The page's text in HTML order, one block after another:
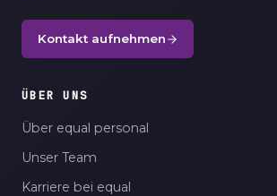
Kontakt aufnehmen
ÜBER UNS
Über equal personal
Unser Team
Karriere bei equal